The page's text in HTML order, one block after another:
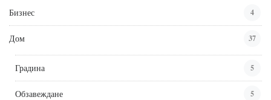
Бизнес 4
Дом 37
Градина 5
Обзавеждане 5